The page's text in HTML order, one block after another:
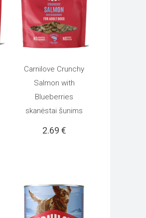
Į KREPŠELĮ
Carnilove Crunchy
Salmon with
Blueberries
skanėstai šunims
2.69 €